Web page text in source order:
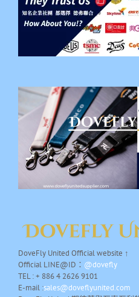
DoveFly United Official website ↑
Official LINE@ID： @dovefly
TEL : + 886 4 2626 9101
E-mail :sales@doveflyunited.com